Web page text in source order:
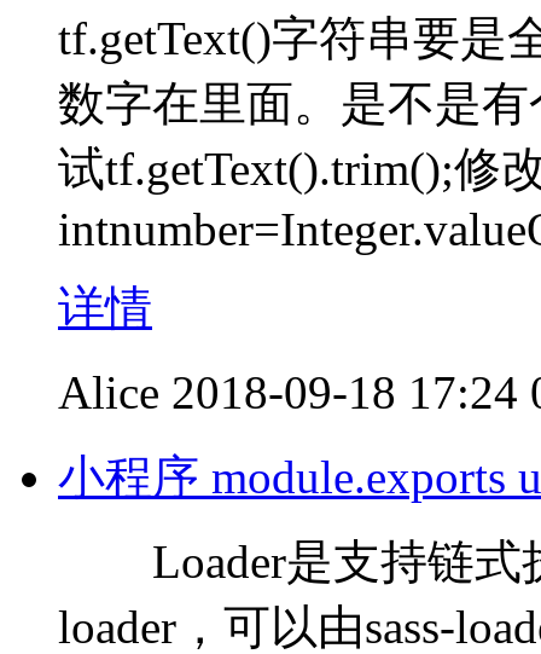
tf.getText()字符串要是
数字在里面。是不是
试tf.getText().trim();修
详情
Alice 2018-09-18 17:24
小程序 module.exports
Loader是支持链式
loader，可以由sass-